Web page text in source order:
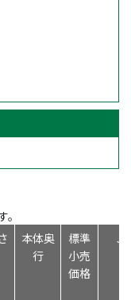
本体奥
行
標準
小売
価格